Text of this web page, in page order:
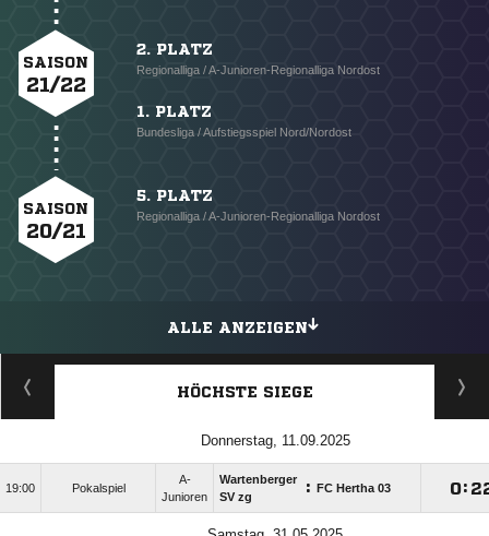
SAISON
21/22
2. PLATZ
Regionalliga / A-Junioren-Regionalliga Nordost
1. PLATZ
Bundesliga / Aufstiegsspiel Nord/Nordost
SAISON
20/21
5. PLATZ
Regionalliga / A-Junioren-Regionalliga Nordost
ALLE ANZEIGEN
HÖCHSTE SIEGE
Donnerstag, 11.09.2025
19:00 Pokalspiel
A-
Junioren
Wartenberger
SV zg
: FC Hertha 03 :